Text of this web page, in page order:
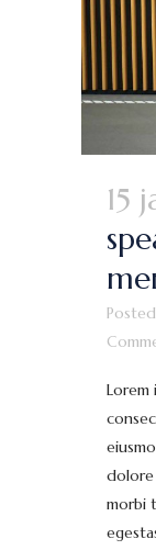
15
Lorem
dolore
morbi